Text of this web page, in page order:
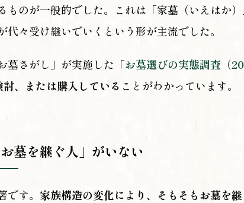
のが一般的でした。これは「家墓（いえはか
々受け継いでいくという形が主流でした。
墓さがし」が実施した 「お墓選びの実態調査（
、または購入している ことがわかっています。
墓を継ぐ人」がいない
す。 家族構造の変化により、そもそもお墓を